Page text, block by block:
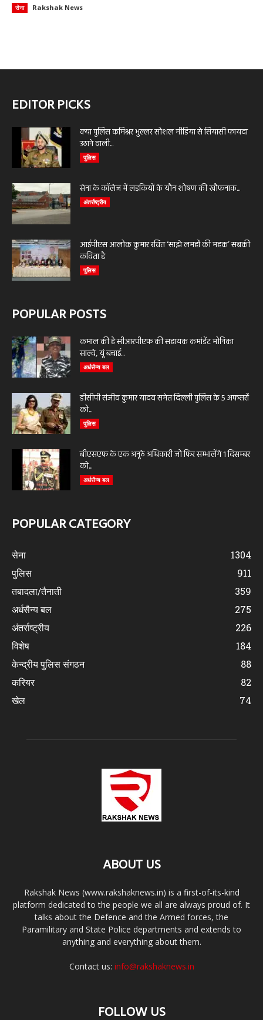
सेना Rakshak News
EDITOR PICKS
क्या पुलिस कमिश्नर भुल्लर सोशल मीडिया से सियासी फायदा
उठाने वाली...
पुलिस
सेना के कॉलेज में लड़कियों के यौन शोषण की खौफनाक...
अंतर्राष्ट्रीय
आईपीएस आलोक कुमार रचित ‘साझे लमहों की महक’ सबकी
कविता है
पुलिस
POPULAR POSTS
कमाल की है सीआरपीएफ की सहायक कमांडेंट मोनिका
साल्वे, यूं बचाई...
अर्धसैन्य बल
डीसीपी संजीव कुमार यादव समेत दिल्ली पुलिस के 5 अफसरों
को...
पुलिस
बीएसएफ के एक अनूठे अधिकारी जो फिर सम्भालेंगे 1 दिसम्बर
को...
अर्धसैन्य बल
POPULAR CATEGORY
सेना
1304
पुलिस
911
तबादला/तैनाती
359
अर्धसैन्य बल
275
अंतर्राष्ट्रीय
226
विशेष
184
केन्द्रीय पुलिस संगठन
88
करियर
82
खेल
74
ABOUT US
Rakshak News (www.rakshaknews.in) is a first-of-its-kind
platform dedicated to the people we all are always proud of. It
talks about the Defence and the Armed forces, the
Paramilitary and State Police departments and extends to
anything and everything about them.
Contact us: info@rakshaknews.in
FOLLOW US